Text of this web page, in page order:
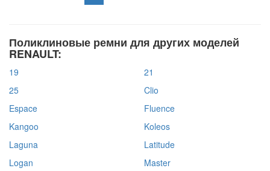
Поликлиновые ремни для других моделей
RENAULT:
19
21
25
Clio
Espace
Fluence
Kangoo
Koleos
Laguna
Latitude
Logan
Master